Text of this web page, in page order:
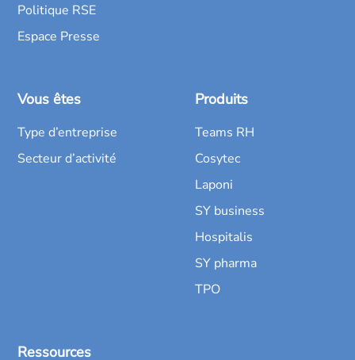
Politique RSE
Espace Presse
Vous êtes
Type d’entreprise
Secteur d’activité
Produits
Teams RH
Cosytec
Laponi
SY business
Hospitalis
SY pharma
TPO
Ressources